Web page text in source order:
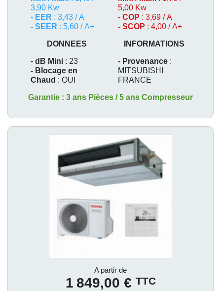
3,90 Kw
- EER : 3,43 / A
- SEER : 5,60 / A+
5,00 Kw
- COP : 3,69 / A
- SCOP : 4,00 / A+
DONNEES
- dB Mini : 23
- Blocage en
Chaud : OUI
INFORMATIONS
- Provenance :
MITSUBISHI
FRANCE
Garantie : 3 ans Pièces / 5 ans Compresseur
A partir de
1 849,00 € TTC